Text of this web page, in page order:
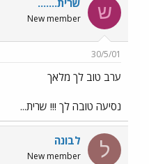
ש New member
30/5/01
ערב טוב לך מלאך
נסיעה טובה לך !!! שרית...
ל לבונה
New member